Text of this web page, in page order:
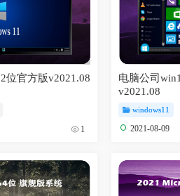
位官方版v2021.08
1
电脑公司
v2021.08
windows11
2021-08-09